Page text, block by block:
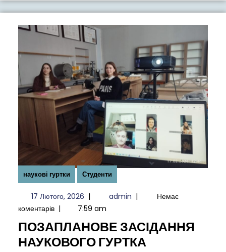
наукові гуртки Студенти
17 Лютого, 202617
Лютого,
| admin admin
|
Немає
коментарів | 7:59 am
ПОЗАПЛАНОВЕ ЗАСІДАННЯ
НАУКОВОГО ГУРТКА